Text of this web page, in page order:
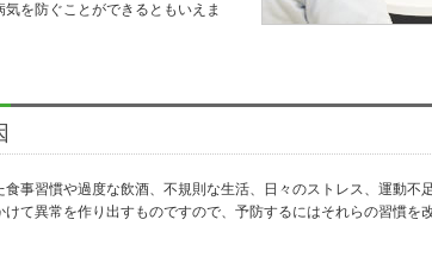
を防ぐことができるともいえま
事習慣や過度な飲酒、不規則な生活、日々のストレス、運動不
けて異常を作り出すものですので、予防するにはそれらの習慣を